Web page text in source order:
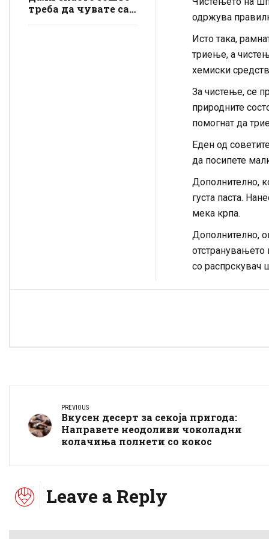
за неа
треба да чувате сад
одржува
Исто така,
триење, а
хемиски
За чистење, се
природните
помогнат да
Еден од
да посипете
Дополнително,
густа паста.
мека крпа.
Дополнително,
отстранувањето
со распрскувач
PREVIOUS
Вкусен десерт за секоја пригода:
Направете неодоливи чоколадни
колачиња полнети со кокос
Leave a Reply